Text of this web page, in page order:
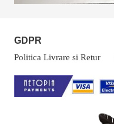
GDPR
Politica Livrare si Retur